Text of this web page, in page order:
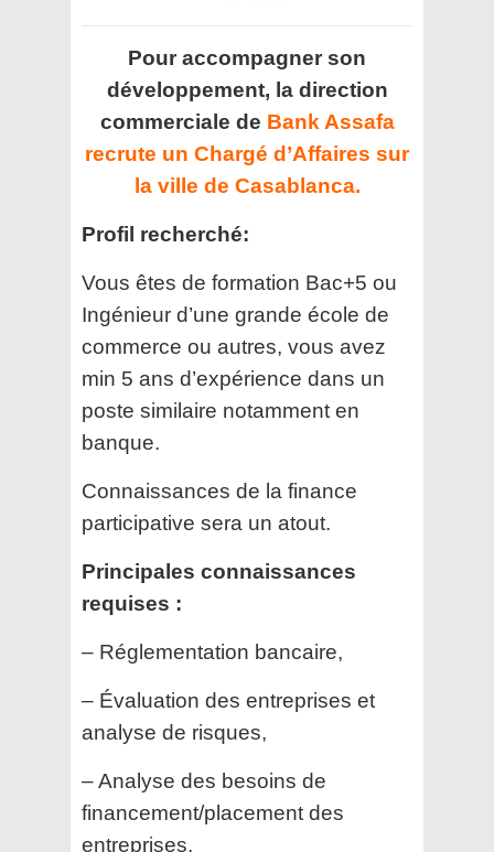
Pour accompagner son
développement, la direction
commerciale de Bank Assafa
recrute un Chargé d’Affaires sur
la ville de Casablanca.
Profil recherché:
Vous êtes de formation Bac+5 ou
Ingénieur d’une grande école de
commerce ou autres, vous avez
min 5 ans d’expérience dans un
poste similaire notamment en
banque.
Connaissances de la finance
participative sera un atout.
Principales connaissances
requises :
– Réglementation bancaire,
– Évaluation des entreprises et
analyse de risques,
– Analyse des besoins de
financement/placement des
entreprises,